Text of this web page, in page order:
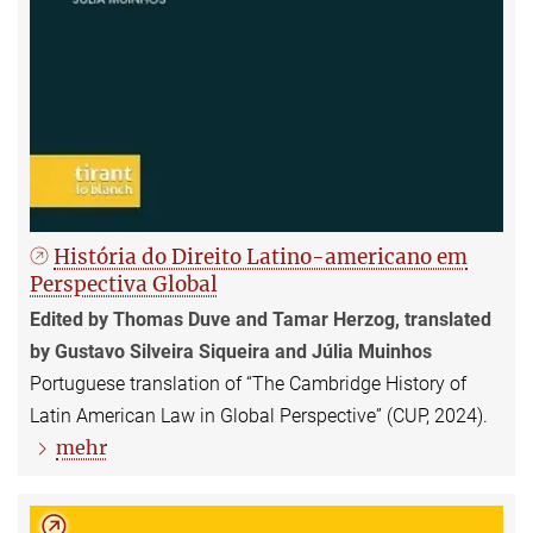
História do Direito Latino-americano em
Perspectiva Global
Edited by Thomas Duve and Tamar Herzog, translated
by Gustavo Silveira Siqueira and Júlia Muinhos
Portuguese translation of “The Cambridge History of
Latin American Law in Global Perspective” (CUP, 2024).
mehr